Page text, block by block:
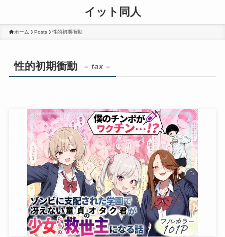
イット同人
ホーム Posts 性的初期衝動
性的初期衝動 – tax –